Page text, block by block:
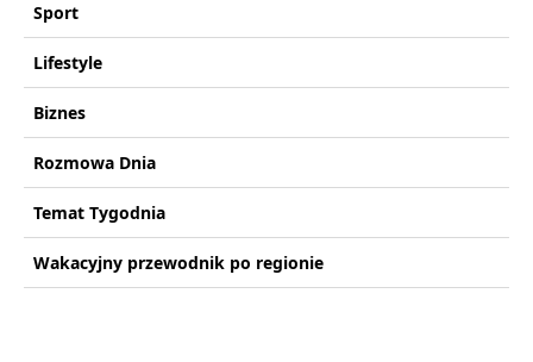
Sport
Lifestyle
Biznes
Rozmowa Dnia
Temat Tygodnia
Wakacyjny przewodnik po regionie